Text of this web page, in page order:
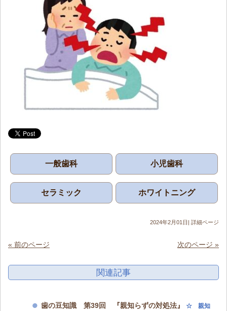
一般歯科 小児歯科
セラミック ホワイトニング
2024年2月01日| 詳細ページ
« 前のページ 次のページ »
関連記事
歯の豆知識 第39回 『親知らずの対処法』 ☆ 親知